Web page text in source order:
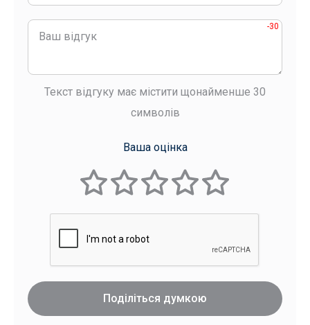
-30
Текст відгуку має містити щонайменше 30
символів
Ваша оцінка
Поділіться думкою